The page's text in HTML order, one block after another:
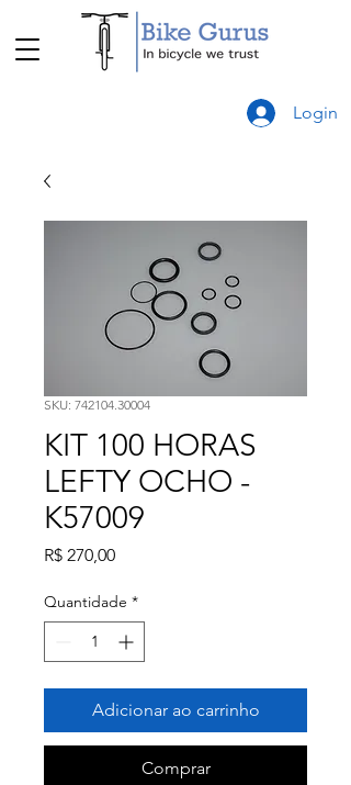
Login
SKU: 742104.30004
KIT 100 HORAS
LEFTY OCHO -
K57009
R$ 270,00Preço
Quantidade *
Adicionar ao carrinho
Comprar